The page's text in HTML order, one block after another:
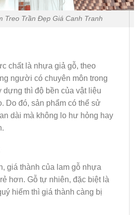
Treo Trần Đẹp Giá Canh Tranh
chất là nhựa giả gỗ, theo
người có chuyên môn trong
dựng thì độ bền của vật liệu
Do đó, sản phẩm có thể sử
dài mà không lo hư hỏng hay
giá thành của lam gỗ nhựa
hơn. Gỗ tự nhiên, đặc biệt là
hiếm thì giá thành càng bị